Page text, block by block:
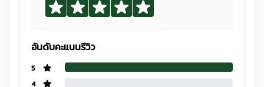
อันดับคะแนนรีวิว
5
4